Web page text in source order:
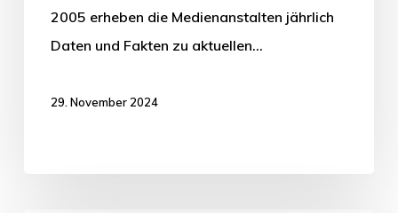
2005 erheben die Medienanstalten jährlich
Daten und Fakten zu aktuellen…
29. November 2024